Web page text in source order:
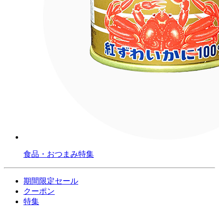
食品・おつまみ特集
期間限定セール
クーポン
特集